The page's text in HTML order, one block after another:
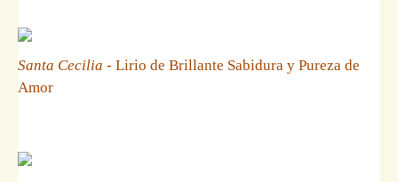
Santa Cecilia - Lirio de Brillante Sabidura y Pureza de
Amor